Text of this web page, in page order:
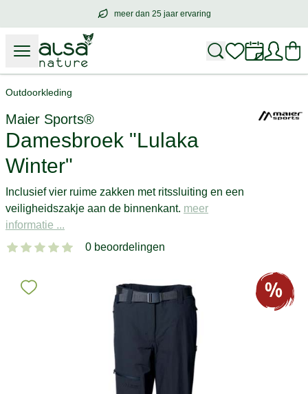
meer dan 25 jaar ervaring
meer dan25 jaar ervaring
Outdoorkleding
Maier Sports®
Damesbroek "Lulaka
Winter"
Inclusief vier ruime zakken met ritssluiting en een
veiligheidszakje aan de binnenkant. meer
informatie ...
0 beoordelingen